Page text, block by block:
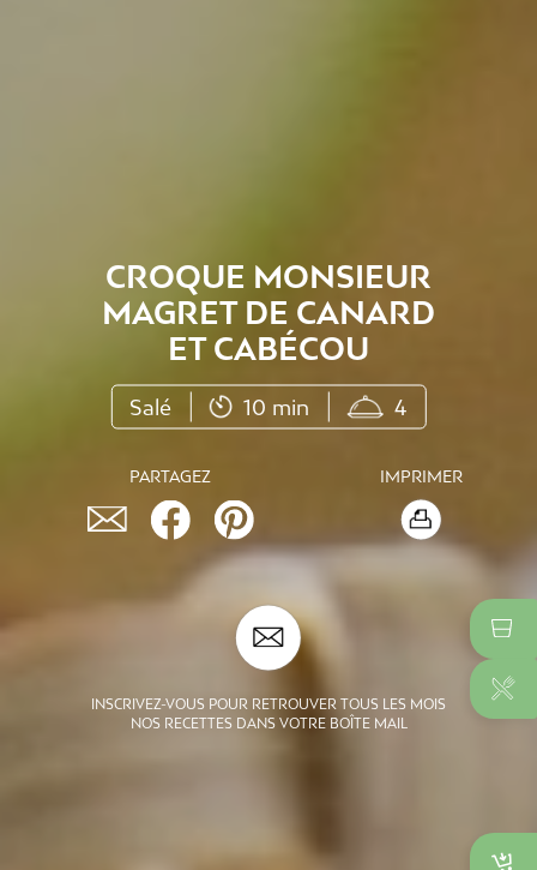

CROQUE MONSIEUR
MAGRET DE CANARD
ET CABÉCOU
Salé 10 min 4
PARTAGEZ IMPRIMER
INSCRIVEZ-VOUS POUR RETROUVER TOUS LES MOIS
NOS RECETTES DANS VOTRE BOÎTE MAIL